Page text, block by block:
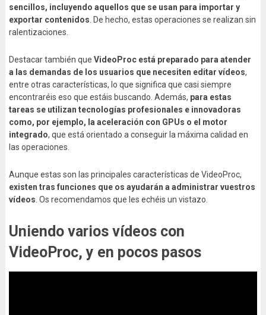
sencillos, incluyendo aquellos que se usan para importar y
exportar contenidos . De hecho, estas operaciones se realizan sin
ralentizaciones.
Destacar también que VideoProc está preparado para atender
a las demandas de los usuarios que necesiten editar vídeos,
entre otras características, lo que significa que casi siempre
encontraréis eso que estáis buscando. Además, para estas
tareas se utilizan tecnologías profesionales e innovadoras
como, por ejemplo, la aceleración con GPUs o el motor
integrado, que está orientado a conseguir la máxima calidad en
las operaciones.
Aunque estas son las principales características de VideoProc,
existen tras funciones que os ayudarán a administrar vuestros
vídeos . Os recomendamos que les echéis un vistazo.
Uniendo varios vídeos con
VideoProc, y en pocos pasos